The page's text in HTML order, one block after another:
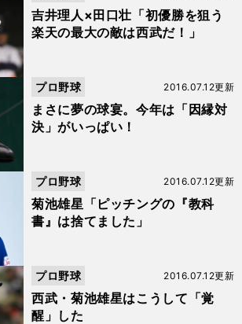
吉井理人×田口壮「初優勝を狙う
楽天の最大の敵は西武だ！」
まさに夢の球宴。今年は「因縁対
決」がいっぱい！
2016.07.12更新
プロ野球
菊池雄星「ピッチングの『教科
書』は捨てました」
2016.07.12更新
プロ野球
西武・菊池雄星はこうして「覚
醒」した
2016.07.12更新
プロ野球